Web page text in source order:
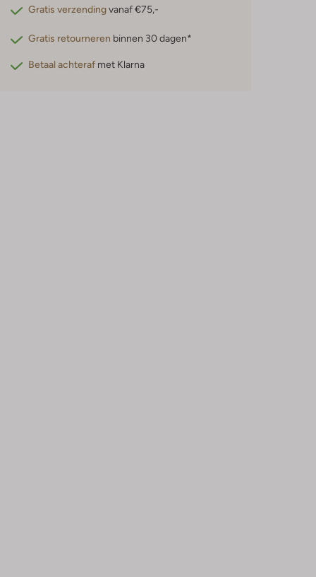
Gratis verzendingvanaf €75,-
Gratis retourneren binnen 30 dagen*
Betaal achteraf met Klarna